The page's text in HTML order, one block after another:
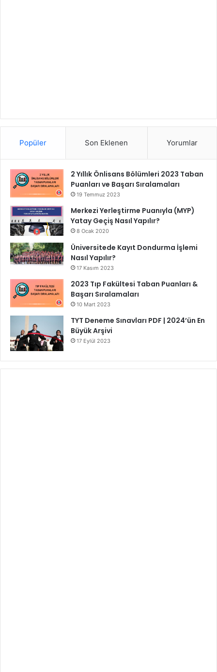
Popüler Son Eklenen Yorumlar
2 Yıllık Önlisans Bölümleri 2023 Taban
Puanları ve Başarı Sıralamaları
19 Temmuz 2023
Merkezi Yerleştirme Puanıyla (MYP)
Yatay Geçiş Nasıl Yapılır?
8 Ocak 2020
Üniversitede Kayıt Dondurma İşlemi
Nasıl Yapılır?
17 Kasım 2023
2023 Tıp Fakültesi Taban Puanları &
Başarı Sıralamaları
10 Mart 2023
TYT Deneme Sınavları PDF | 2024’ün En
Büyük Arşivi
17 Eylül 2023